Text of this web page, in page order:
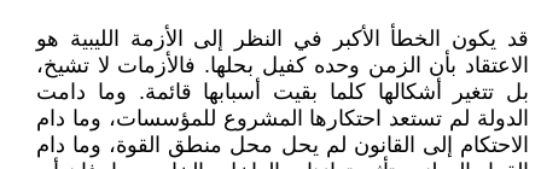
قد يكون الخطأ الأكبر في النظر إلى الأزمة الليبية هو
الاعتقاد بأن الزمن وحده كفيل بحلها. فالأزمات لا تشيخ،
بل تتغير أشكالها كلما بقيت أسبابها قائمة. وما دامت
الدولة لم تستعد احتكارها المشروع للمؤسسات، وما دام
الاحتكام إلى القانون لم يحل محل منطق القوة، وما دام